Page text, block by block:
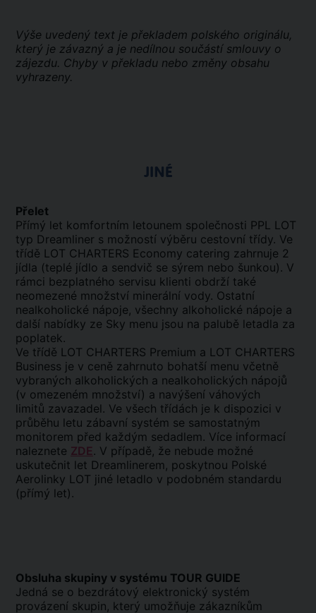
Výše uvedený text je překladem polského originálu,
který je závazný a je nedílnou součástí smlouvy o
zájezdu. Chyby v překladu nebo změny obsahu
vyhrazeny.
JINÉ
Přelet
Přímý let komfortním letounem společnosti PPL LOT
typ Dreamliner s možností výběru cestovní třídy. Ve
třídě LOT CHARTERS Economy catering zahrnuje 2
jídla (teplé jídlo a sendvič se sýrem nebo šunkou). V
rámci bezplatného servisu klienti obdrží také
neomezené množství minerální vody. Ostatní
nealkoholické nápoje, všechny alkoholické nápoje a
další nabídky ze Sky menu jsou na palubě letadla za
poplatek.
Ve třídě LOT CHARTERS Premium a LOT CHARTERS
Business je v ceně zahrnuto bohatší menu včetně
vybraných alkoholických a nealkoholických nápojů
(v omezeném množství) a navýšení váhových
limitů zavazadel. Ve všech třídách je k dispozici v
průběhu letu zábavní systém se samostatným
monitorem před každým sedadlem. Více informací
naleznete ZDE . V případě, že nebude možné
uskutečnit let Dreamlinerem, poskytnou Polské
Aerolinky LOT jiné letadlo v podobném standardu
(přímý let).
Obsluha skupiny v systému TOUR GUIDE
Jedná se o bezdrátový elektronický systém
provázení skupin, který umožňuje zákazníkům